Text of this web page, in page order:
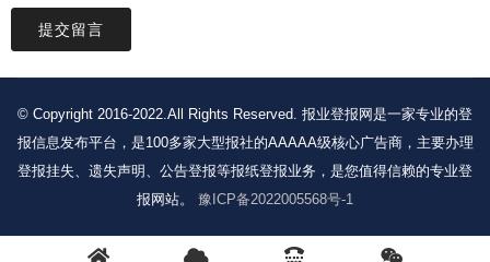
提交留言
© Copyright 2016-2022.All Rights Reserved. 报业登报网是一家专业的登
报信息发布平台，是100多家大型报社的AAAAA级核心广告商，主要办理
登报挂失、遗失声明、公告登报等报纸登报业务，是您值得信赖的专业登
报网站。 豫ICP备2022005568号-1